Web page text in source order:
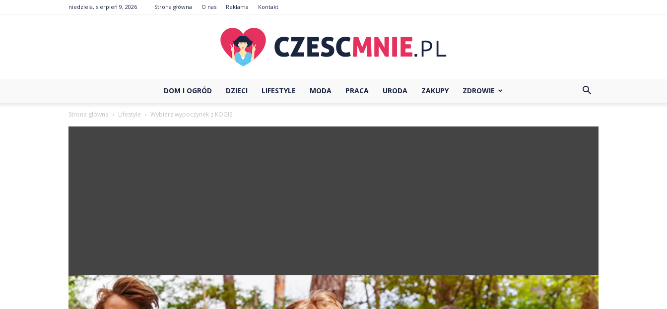
niedziela, sierpień 9, 2026 Strona główna O nas Reklama Kontakt
DOM I OGRÓD DZIECI LIFESTYLE MODA PRACA URODA ZAKUPY ZDROWIE
Strona główna Lifestyle Wybierz wypoczynek z KOGIS